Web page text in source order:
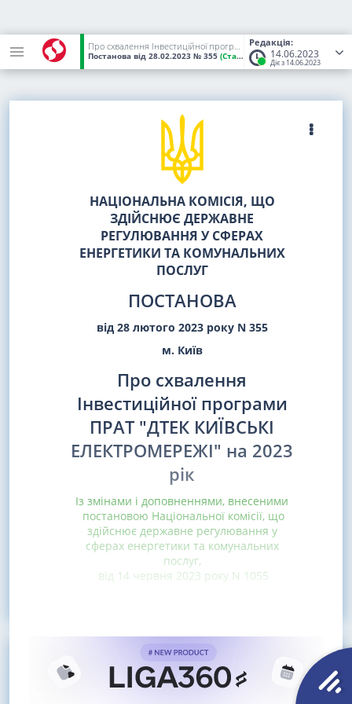
Редакція:
14.06.2023
Діє з 14.06.2023
Про схвалення Інвестиційної програми ПРАТ "ДТЕК КИЇВСЬКІ ЕЛЕКТРОМЕРЕЖІ" на 2023 рік
Постанова від 28.02.2023 № 355 (Статус: Чинний)
НАЦІОНАЛЬНА КОМІСІЯ, ЩО
ЗДІЙСНЮЄ ДЕРЖАВНЕ
РЕГУЛЮВАННЯ У СФЕРАХ
ЕНЕРГЕТИКИ ТА КОМУНАЛЬНИХ
ПОСЛУГ
ПОСТАНОВА
від 28 лютого 2023 року N 355
м. Київ
Про схвалення
Інвестиційної програми
ПРАТ "ДТЕК КИЇВСЬКІ
ЕЛЕКТРОМЕРЕЖІ" на 2023
рік
Із змінами і доповненнями, внесеними
постановою Національної комісії, що
здійснює державне регулювання у
сферах енергетики та комунальних
послуг,
від 14 червня 2023 року N 1055